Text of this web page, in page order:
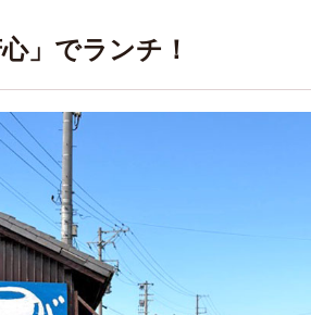
」でランチ！